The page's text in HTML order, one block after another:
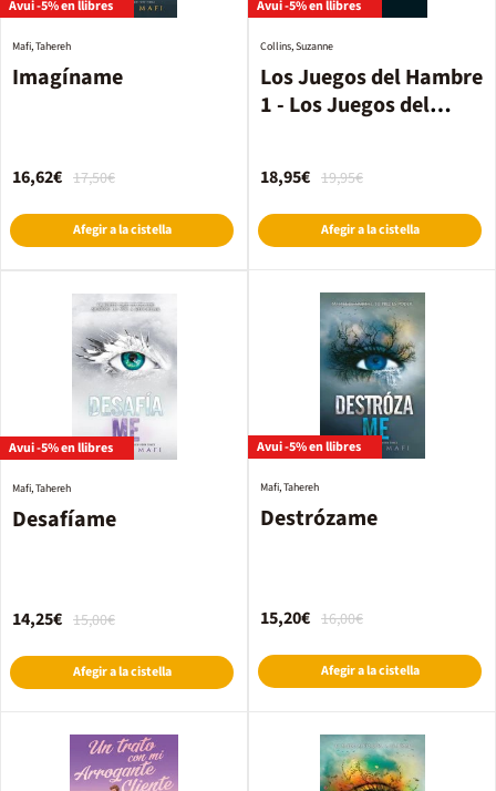
Avui -5% en llibres
Imagíname
Mafi, Tahereh
17,50€
16,62€
Afegir a la cistella
Avui -5% en llibres
Los Juegos del Hambre
1 - Los Juegos del
Collins, Suzanne
19,95€
18,95€
Afegir a la cistella
Avui -5% en llibres
Desafíame
Mafi, Tahereh
15,00€
14,25€
Afegir a la cistella
Avui -5% en llibres
Destrózame
Mafi, Tahereh
16,00€
15,20€
Afegir a la cistella